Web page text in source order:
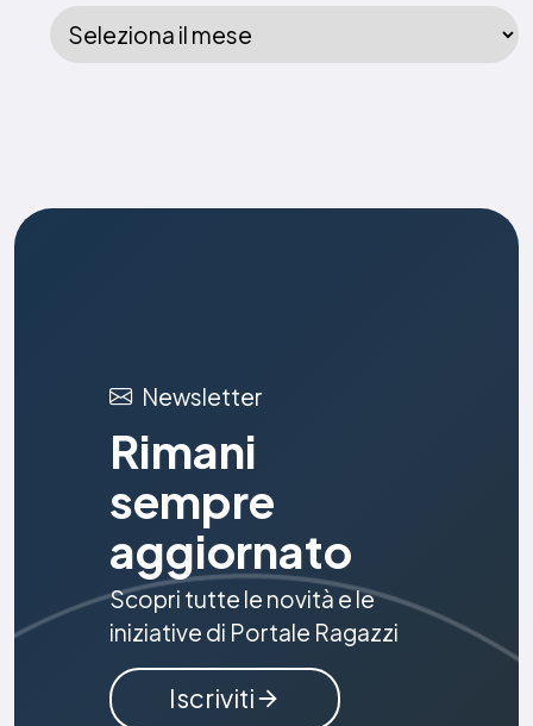
Newsletter
Rimani
sempre
aggiornato
Scopri tutte le novità e le
iniziative di Portale Ragazzi
Iscriviti